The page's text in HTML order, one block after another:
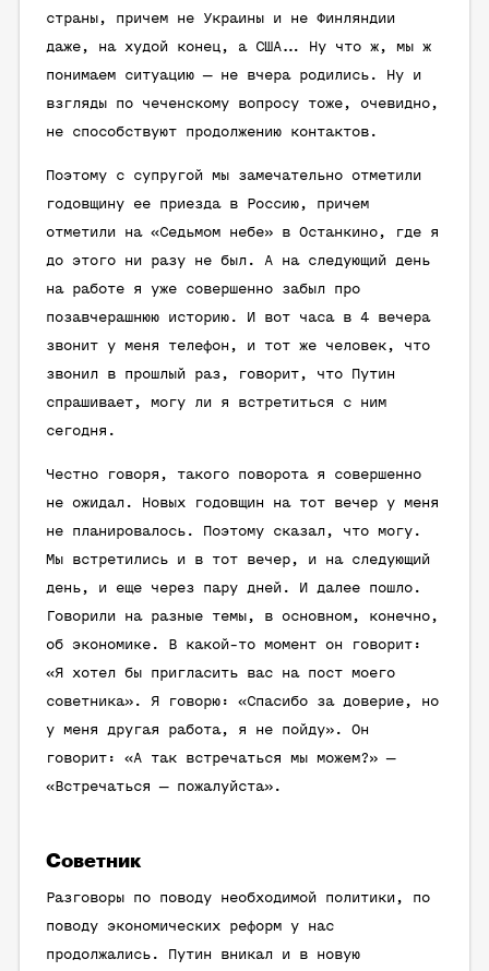
страны, причем не Украины и не Финляндии
даже, на худой конец, а США… Ну что ж, мы ж
понимаем ситуацию — не вчера родились. Ну и
взгляды по чеченскому вопросу тоже, очевидно,
не способствуют продолжению контактов.
Поэтому с супругой мы замечательно отметили
годовщину ее приезда в Россию, причем
отметили на «Седьмом небе» в Останкино, где я
до этого ни разу не был. А на следующий день
на работе я уже совершенно забыл про
позавчерашнюю историю. И вот часа в 4 вечера
звонит у меня телефон, и тот же человек, что
звонил в прошлый раз, говорит, что Путин
спрашивает, могу ли я встретиться с ним
сегодня.
Честно говоря, такого поворота я совершенно
не ожидал. Новых годовщин на тот вечер у меня
не планировалось. Поэтому сказал, что могу.
Мы встретились и в тот вечер, и на следующий
день, и еще через пару дней. И далее пошло.
Говорили на разные темы, в основном, конечно,
об экономике. В какой-то момент он говорит:
«Я хотел бы пригласить вас на пост моего
советника». Я говорю: «Спасибо за доверие, но
у меня другая работа, я не пойду». Он
говорит: «А так встречаться мы можем?» —
«Встречаться — пожалуйста».
Советник
Разговоры по поводу необходимой политики, по
поводу экономических реформ у нас
продолжались. Путин вникал и в новую